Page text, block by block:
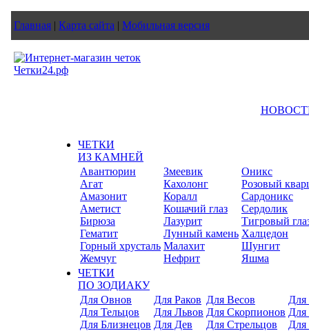
Главная | Карта сайта | Мобильная версия
ЧЕТКИ
ИЗ КАМНЕЙ
Авантюрин
Агат
Амазонит
Аметист
Бирюза
Гематит
Горный хрусталь
Жемчуг
Змеевик
Кахолонг
Коралл
Кошачий глаз
Лазурит
Лунный камень
Малахит
Нефрит
Оникс
Розовый
Сардоникс
Сердолик
Тигровый
Халцедон
Шунгит
Яшма
ЧЕТКИ
ПО ЗОДИАКУ
Для Овнов
Для Тельцов
Для Близнецов
Для Раков
Для Львов
Для Дев
Для Весов
Для Скорпионов
Для Стрельцов
Для
Для